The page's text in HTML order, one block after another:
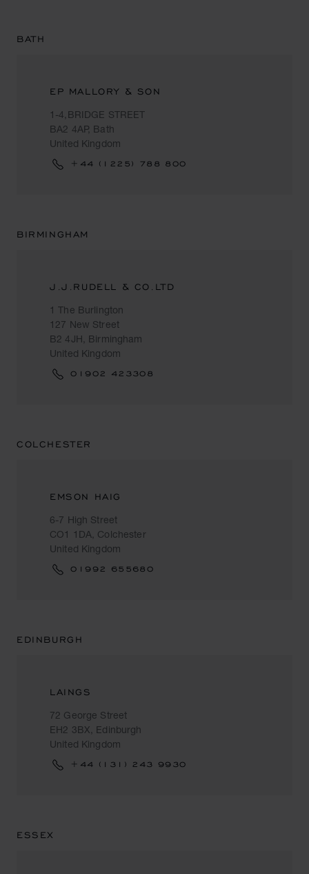
BATH
EP MALLORY & SON
1-4,BRIDGE STREET
BA2 4AP, Bath
United Kingdom
+44 (1225) 788 800
BIRMINGHAM
J.J.RUDELL & CO.LTD
1 The Burlington
127 New Street
B2 4JH, Birmingham
United Kingdom
01902 423308
COLCHESTER
EMSON HAIG
6-7 High Street
CO1 1DA, Colchester
United Kingdom
01992 655680
EDINBURGH
LAINGS
72 George Street
EH2 3BX, Edinburgh
United Kingdom
+44 (131) 243 9930
ESSEX